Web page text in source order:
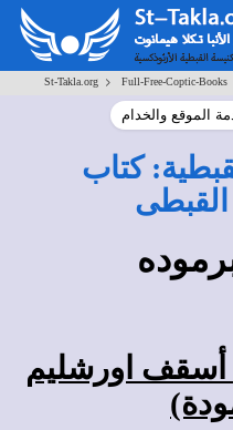
St-Takla.org> Full-Free-Coptic-Books
الموقع والخدام
كتاب
القبطى
أسقف اورشليم